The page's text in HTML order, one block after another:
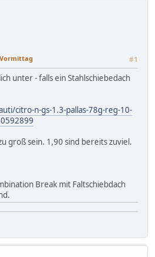
Vormittag #1
unter - falls ein Stahlschiebedach
citro-n-gs-1.3-pallas-78g-reg-10-
groß sein. 1,90 sind bereits zuviel.
Break mit Faltschiebdach